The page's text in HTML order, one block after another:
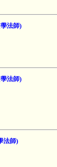
法師)
法師)
法師)